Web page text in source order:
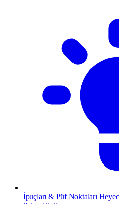
İpuçları & Püf Noktaları